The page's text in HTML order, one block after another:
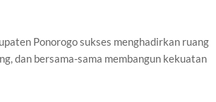
Ponorogo sukses menghadirkan ruang
dan bersama-sama membangun kekuatan